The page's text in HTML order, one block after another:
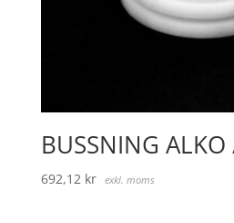
BUSSNING
692,12 kr exkl. moms